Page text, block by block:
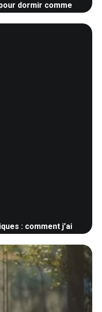
dormir comme
: comment j’ai